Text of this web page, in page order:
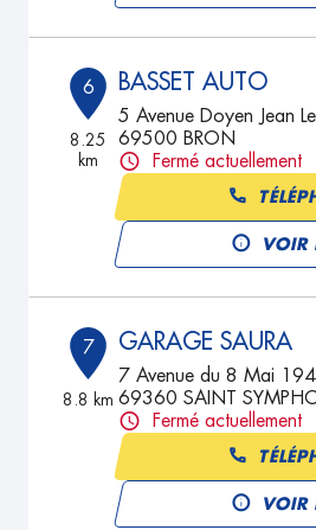
6
8.25
km
BASSET AUTO
5 Avenue Doyen Jean
69500 BRON
Fermé actuellement
VOIR
7
8.8 km
GARAGE SAURA
7 Avenue du 8 Mai
69360 SAINT
Fermé actuellement
VOIR